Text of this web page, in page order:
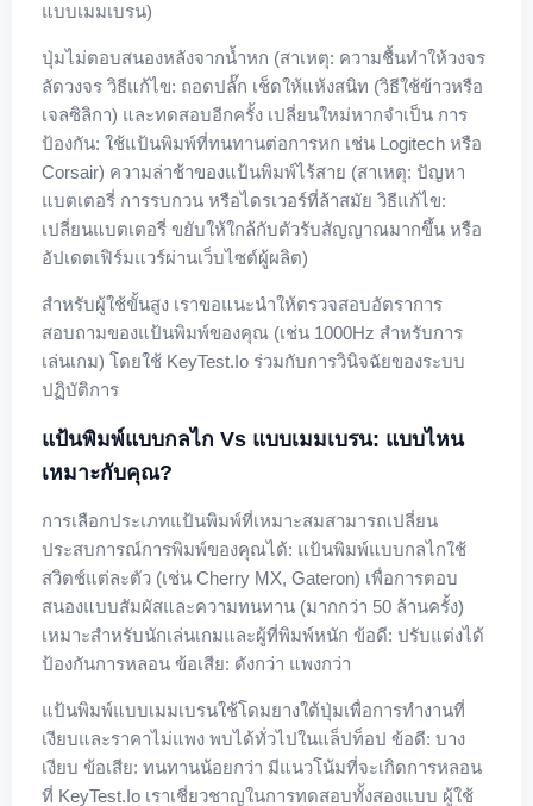
แบบเมมเบรน)
ปุ่มไม่ตอบสนองหลังจากน้ำหก (สาเหตุ: ความชื้นทำให้วงจร
ลัดวงจร วิธีแก้ไข: ถอดปลั๊ก เช็ดให้แห้งสนิท (วิธีใช้ข้าวหรือ
เจลซิลิกา) และทดสอบอีกครั้ง เปลี่ยนใหม่หากจำเป็น การ
ป้องกัน: ใช้แป้นพิมพ์ที่ทนทานต่อการหก เช่น Logitech หรือ
Corsair) ความล่าช้าของแป้นพิมพ์ไร้สาย (สาเหตุ: ปัญหา
แบตเตอรี่ การรบกวน หรือไดรเวอร์ที่ล้าสมัย วิธีแก้ไข:
เปลี่ยนแบตเตอรี่ ขยับให้ใกล้กับตัวรับสัญญาณมากขึ้น หรือ
อัปเดตเฟิร์มแวร์ผ่านเว็บไซต์ผู้ผลิต)
สำหรับผู้ใช้ขั้นสูง เราขอแนะนำให้ตรวจสอบอัตราการ
สอบถามของแป้นพิมพ์ของคุณ (เช่น 1000Hz สำหรับการ
เล่นเกม) โดยใช้ KeyTest.io ร่วมกับการวินิจฉัยของระบบ
ปฏิบัติการ
แป้นพิมพ์แบบกลไก Vs แบบเมมเบรน: แบบไหน
เหมาะกับคุณ?
การเลือกประเภทแป้นพิมพ์ที่เหมาะสมสามารถเปลี่ยน
ประสบการณ์การพิมพ์ของคุณได้: แป้นพิมพ์แบบกลไกใช้
สวิตช์แต่ละตัว (เช่น Cherry MX, Gateron) เพื่อการตอบ
สนองแบบสัมผัสและความทนทาน (มากกว่า 50 ล้านครั้ง)
เหมาะสำหรับนักเล่นเกมและผู้ที่พิมพ์หนัก ข้อดี: ปรับแต่งได้
ป้องกันการหลอน ข้อเสีย: ดังกว่า แพงกว่า
แป้นพิมพ์แบบเมมเบรนใช้โดมยางใต้ปุ่มเพื่อการทำงานที่
เงียบและราคาไม่แพง พบได้ทั่วไปในแล็ปท็อป ข้อดี: บาง
เงียบ ข้อเสีย: ทนทานน้อยกว่า มีแนวโน้มที่จะเกิดการหลอน
ที่ KeyTest.io เราเชี่ยวชาญในการทดสอบทั้งสองแบบ ผู้ใช้